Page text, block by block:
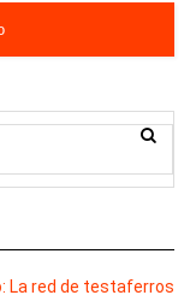
La red de testaferros